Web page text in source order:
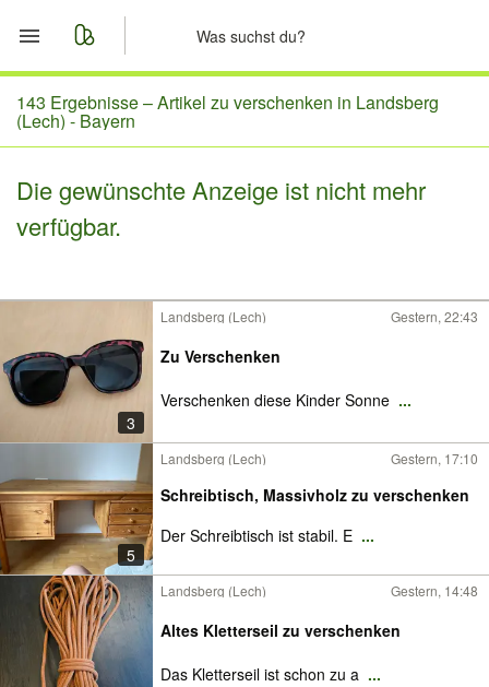
Start
Merkliste
Nachrichten
143 Ergebnisse –Artikel zu verschenken in Landsberg
(Lech) - Bayern
Die gewünschte Anzeige ist nicht mehr
verfügbar.
3
Landsberg (Lech) Gestern, 22:43
Zu Verschenken
Verschenken diese Kinder Sonne ...
5
Landsberg (Lech) Gestern, 17:10
Schreibtisch, Massivholz zu verschenken
Der Schreibtisch ist stabil. E ...
Landsberg (Lech) Gestern, 14:48
Altes Kletterseil zu verschenken
Das Kletterseil ist schon zu a ...